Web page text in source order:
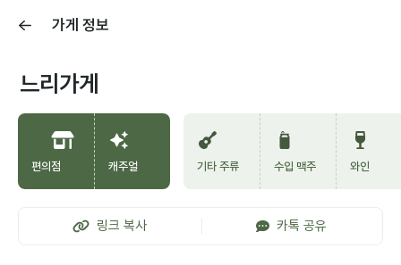
가게 정보
느리가게
편의점 캐주얼 기타 주류 수입 맥주 와인
링크 복사 카톡 공유